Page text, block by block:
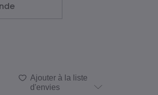
Ajouter à la liste
d'envies